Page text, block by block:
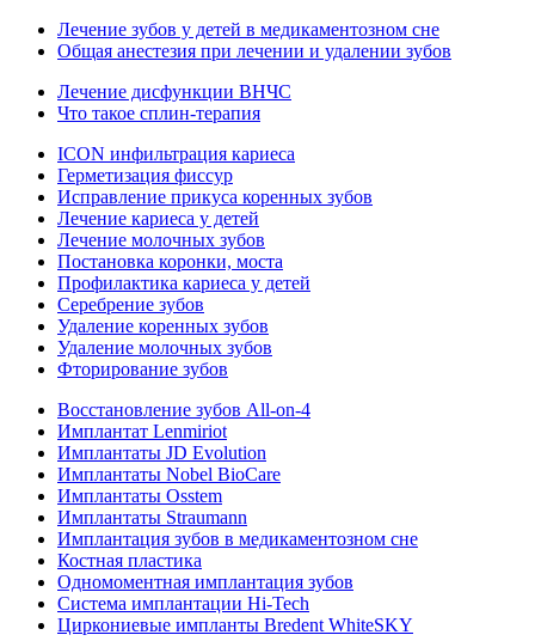
Лечение зубов у детей в медикаментозном сне
Общая анестезия при лечении и удалении зубов
Лечение дисфункции ВНЧС
Что такое сплин-терапия
ICON инфильтрация кариеса
Герметизация фиссур
Исправление прикуса коренных зубов
Лечение кариеса у детей
Лечение молочных зубов
Постановка коронки, моста
Профилактика кариеса у детей
Серебрение зубов
Удаление коренных зубов
Удаление молочных зубов
Фторирование зубов
Восстановление зубов All‑on‑4
Имплантат Lenmiriot
Имплантаты JD Evolution
Имплантаты Nobel BioСare
Имплантаты Osstem
Имплантаты Straumann
Имплантация зубов в медикаментозном сне
Костная пластика
Одномоментная имплантация зубов
Система имплантации Hi-Tech
Циркониевые импланты Bredent WhiteSKY